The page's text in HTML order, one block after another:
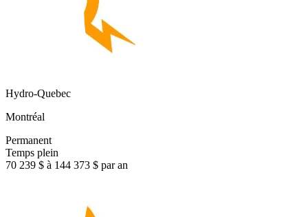
Hydro-Quebec
Montréal
Permanent
Temps plein
70 239 $ à 144 373 $ par an